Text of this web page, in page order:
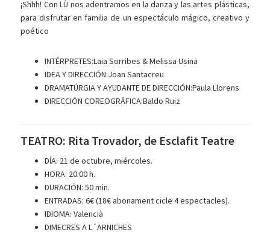
¡Shhh! Con LÙ nos adentramos en la danza y las artes plásticas,
para disfrutar en familia de un espectáculo mágico, creativo y
poético
INTÉRPRETES:Laia Sorribes & Melissa Usina
IDEA Y DIRECCIÓN:Joan Santacreu
DRAMATÚRGIA Y AYUDANTE DE DIRECCIÓN:Paula Llorens
DIRECCIÓN COREOGRÁFICA:Baldo Ruiz
TEATRO: Rita Trovador, de Esclafit Teatre
DÍA: 21 de octubre, miércoles.
HORA: 20:00 h.
DURACIÓN:50 min.
ENTRADAS:6€ (18€ abonament cicle 4 espectacles).
IDIOMA: Valencià
DIMECRES A L´ARNICHES